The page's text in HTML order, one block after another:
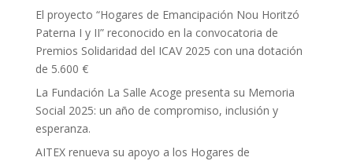
El proyecto “Hogares de Emancipación Nou Horitzó
Paterna I y II” reconocido en la convocatoria de
Premios Solidaridad del ICAV 2025 con una dotación
de 5.600 €
La Fundación La Salle Acoge presenta su Memoria
Social 2025: un año de compromiso, inclusión y
esperanza.
AITEX renueva su apoyo a los Hogares de